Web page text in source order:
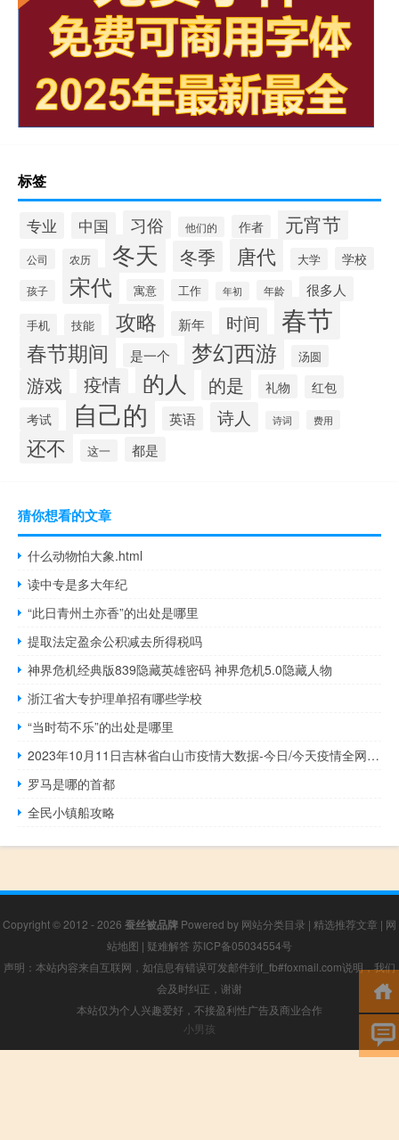
标签
专业 中国 习俗 他们的 作者 元宵节
公司 农历 冬天 冬季 唐代 大学 学校
孩子 宋代 寓意 工作 年初 年龄 很多人
手机 技能 攻略 新年 时间 春节
春节期间 是一个 梦幻西游 汤圆
游戏 疫情 的人 的是 礼物
红包
考试
自己的 英语 诗人 诗词 费用
还不 这一 都是
猜你想看的文章
什么动物怕大象.html
读中专是多大年纪
“此日青州土亦香”的出处是哪里
提取法定盈余公积减去所得税吗
神界危机经典版839隐藏英雄密码 神界危机5.0隐藏人物
浙江省大专护理单招有哪些学校
“当时苟不乐”的出处是哪里
2023年10月11日吉林省白山市疫情大数据-今日/今天疫情全网搜索最新实时消息动态情况通知播报
罗马是哪的首都
全民小镇船攻略
Copyright © 2012 - 2026 蚕丝被品牌 Powered by 网站分类目录 | 精选推荐文章 | 网
站地图 | 疑难解答 苏ICP备05034554号
声明：本站内容来自互联网，如信息有错误可发邮件到f_fb#foxmail.com说明，我们
会及时纠正，谢谢
本站仅为个人兴趣爱好，不接盈利性广告及商业合作
小男孩